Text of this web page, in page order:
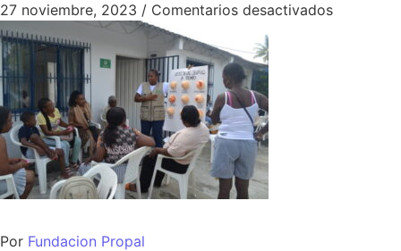
27 noviembre, 2023 / Comentarios desactivados
Por Fundacion Propal